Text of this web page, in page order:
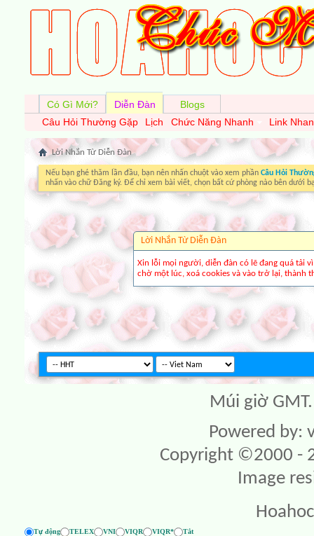
Có Gì Mới?
Diễn Đàn
Câu Hỏi Thường Gặp
Lịch Chức Năng Nhanh Link
Blogs
Lời Nhắn Từ Diễn Ðàn
Nếu bạn ghé thăm lần đầu, bạn nên nhấn chuột vào xem phần Câu Hỏi
nhấn vào chữ Đăng ký. Để chỉ xem bài viết, chọn bất cứ phòng nào bên dưới
Lời Nhắn Từ Diễn Ðàn
Xin lỗi mọi người, diễn đàn có lẽ đang quá tải
chờ một lúc, xoá cookies và vào trở lại, thành
Múi giờ
Powered by:
Copyright ©2000 -
Image
Tự động TELEX VNI VIQR VIQR*
Tắt